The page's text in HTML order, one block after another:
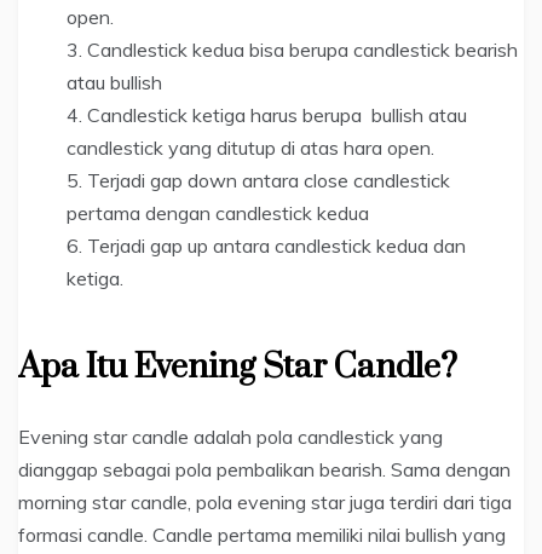
open.
Candlestick kedua bisa berupa candlestick bearish
atau bullish
Candlestick ketiga harus berupa bullish atau
candlestick yang ditutup di atas hara open.
Terjadi gap down antara close candlestick
pertama dengan candlestick kedua
Terjadi gap up antara candlestick kedua dan
ketiga.
Apa Itu Evening Star Candle?
Evening star candle adalah pola candlestick yang
dianggap sebagai pola pembalikan bearish. Sama dengan
morning star candle, pola evening star juga terdiri dari tiga
formasi candle. Candle pertama memiliki nilai bullish yang